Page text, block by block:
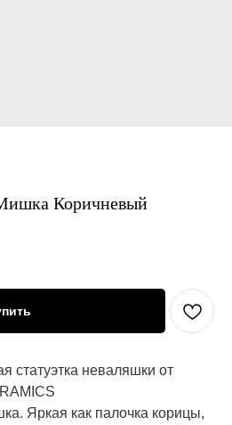
Коричневый
статуэтка неваляшки от
Яркая как палочка корицы,